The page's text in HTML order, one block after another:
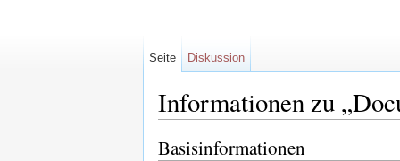
Informationen zu
Basisinformationen
Seite Diskussion